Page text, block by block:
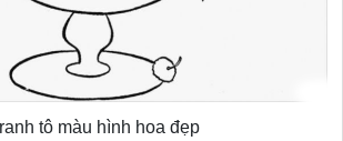
tô màu hình hoa đẹp